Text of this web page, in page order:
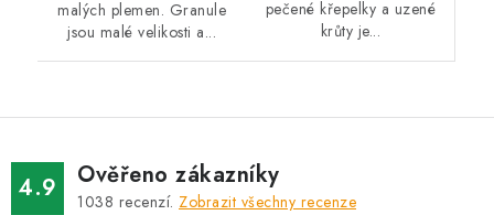
malých plemen. Granule
jsou malé velikosti a...
pečené křepelky a uzené
krůty je...
4.9 Ověřeno zákazníky
1038 recenzí. Zobrazit všechny recenze